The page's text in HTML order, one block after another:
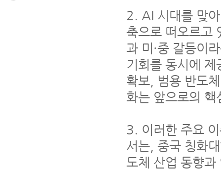
2. AI 시대를 맞
축으로 떠오르고
과 미·중 갈등이
기회를 동시에
확보, 범용 반도
화는 앞으로의
3. 이러한 주요
서는, 중국 칭화
도체 산업 동향과